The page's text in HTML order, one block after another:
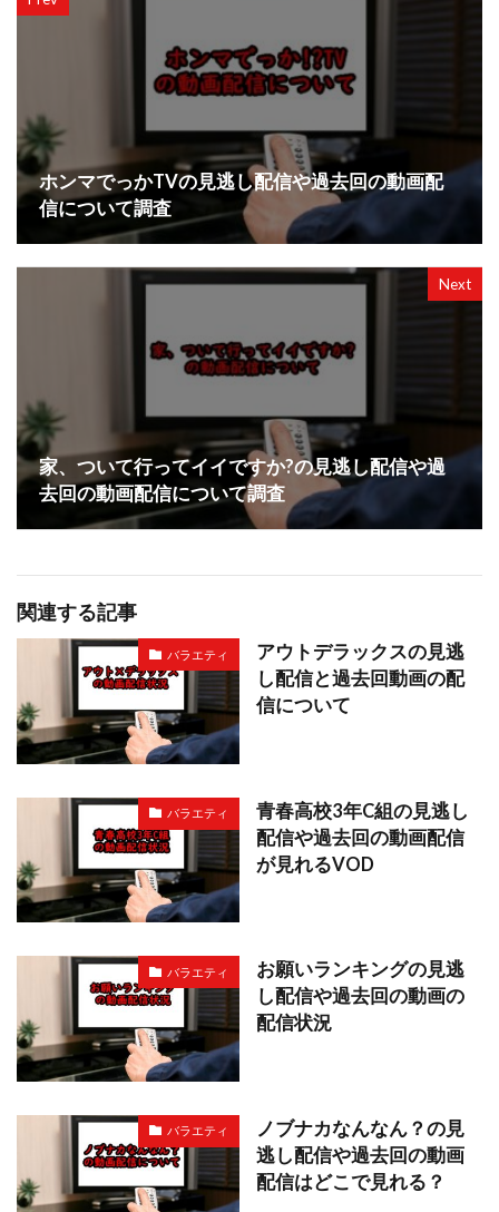
ホンマでっかTVの見逃し配信や過去回の動画配
信について調査
Next
家、ついて行ってイイですか?の見逃し配信や過
去回の動画配信について調査
関連する記事
バラエティ
アウトデラックスの見逃
し配信と過去回動画の配
信について
バラエティ
青春高校3年C組の見逃し
配信や過去回の動画配信
が見れるVOD
バラエティ
お願いランキングの見逃
し配信や過去回の動画の
配信状況
バラエティ
ノブナカなんなん？の見
逃し配信や過去回の動画
配信はどこで見れる？